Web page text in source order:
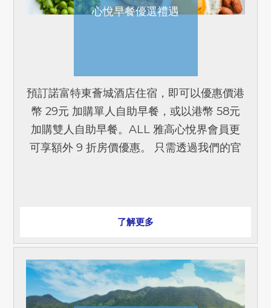
心悅早餐優選禮遇
預訂諾富特東薈城酒店住宿，即可以優惠價港
幣 29元 加購單人自助早餐，或以港幣 58元
加購雙人自助早餐。ALL 雅高心悅界會員更
可享額外 9 折房價優惠。 只需透過我們的官
了解更多